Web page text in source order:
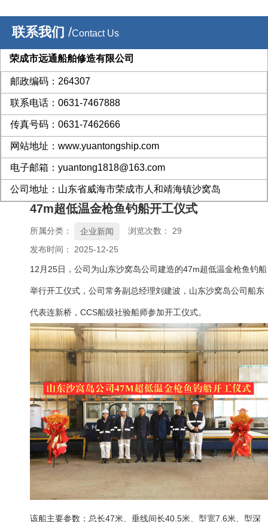
联系我们 /Contact Us
荣成市远通船舶修造有限公司
邮政编码：264307
联系电话：0631-7467888
传真号码：0631-7462666
网站地址：www.yuantongship.com
电子邮箱：yuantong1818@163.com
公司地址：山东省威海市荣成市人和靖海镇沙窝岛
47m超低温金枪鱼钓船开工仪式
所属分类： 企业新闻 浏览次数： 29
发布时间： 2025-12-25
12月25日，公司为山东沙窝岛公司建造的47m超低温金枪鱼钓船
举行开工仪式，公司常务副总经理刘建波，山东沙窝岛公司船东
代表连新桥，CCS船级社验船师参加开工仪式。
该船主要参数：总长47米、垂线间长40.5米、型宽7.6米、型深